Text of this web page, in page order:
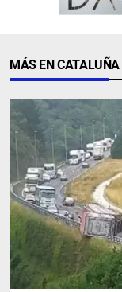
MÁS EN CATALUÑA